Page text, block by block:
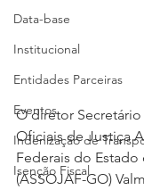
Data-base
Institucional
Entidades Parceiras
Eventos
Indenização de
Isenção Fiscal
O diretor
Oficiais de Justiça
Federais do Estado
(ASSOJAF-GO)